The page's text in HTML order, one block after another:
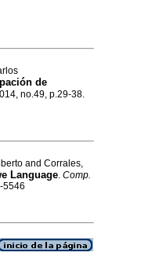
de
no.49, p.29-38.
and Corrales,
Language. Comp.
5546